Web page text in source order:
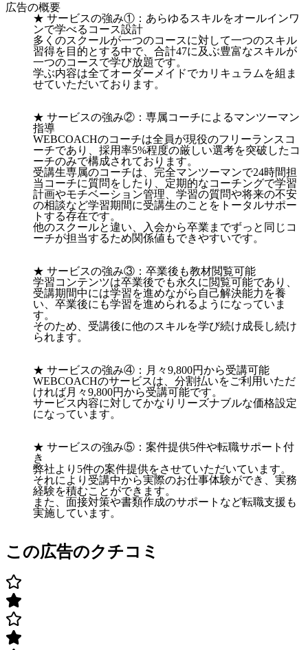
広告の概要
★ サービスの強み①：あらゆるスキルをオールインワ
ンで学べるコース設計
多くのスクールが一つのコースに対して一つのスキル
習得を目的とする中で、合計47に及ぶ豊富なスキルが
一つのコースで学び放題です。
学ぶ内容は全てオーダーメイドでカリキュラムを組ま
せていただいております。
★ サービスの強み②：専属コーチによるマンツーマン
指導
WEBCOACHのコーチは全員が現役のフリーランスコ
ーチであり、採用率5%程度の厳しい選考を突破したコ
ーチのみで構成されております。
受講生専属のコーチは、完全マンツーマンで24時間担
当コーチに質問をしたり、定期的なコーチングで学習
計画やモチベーション管理、学習の質問や将来の不安
の相談など学習期間に受講生のことをトータルサポー
トする存在です。
他のスクールと違い、入会から卒業までずっと同じコ
ーチが担当するため関係値もできやすいです。
★ サービスの強み③：卒業後も教材閲覧可能
学習コンテンツは卒業後でも永久に閲覧可能であり、
受講期間中には学習を進めながら自己解決能力を養
い、卒業後にも学習を進められるようになっていま
す。
そのため、受講後に他のスキルを学び続け成長し続け
られます。
★ サービスの強み④：月々9,800円から受講可能
WEBCOACHのサービスは、分割払いをご利用いただ
ければ月々9,800円から受講可能です。
サービス内容に対してかなりリーズナブルな価格設定
になっています。
★ サービスの強み⑤：案件提供5件や転職サポート付
き
弊社より5件の案件提供をさせていただいています。
それにより受講中から実際のお仕事体験ができ、実務
経験を積むことができます。
また、面接対策や書類作成のサポートなど転職支援も
実施しています。
この広告のクチコミ